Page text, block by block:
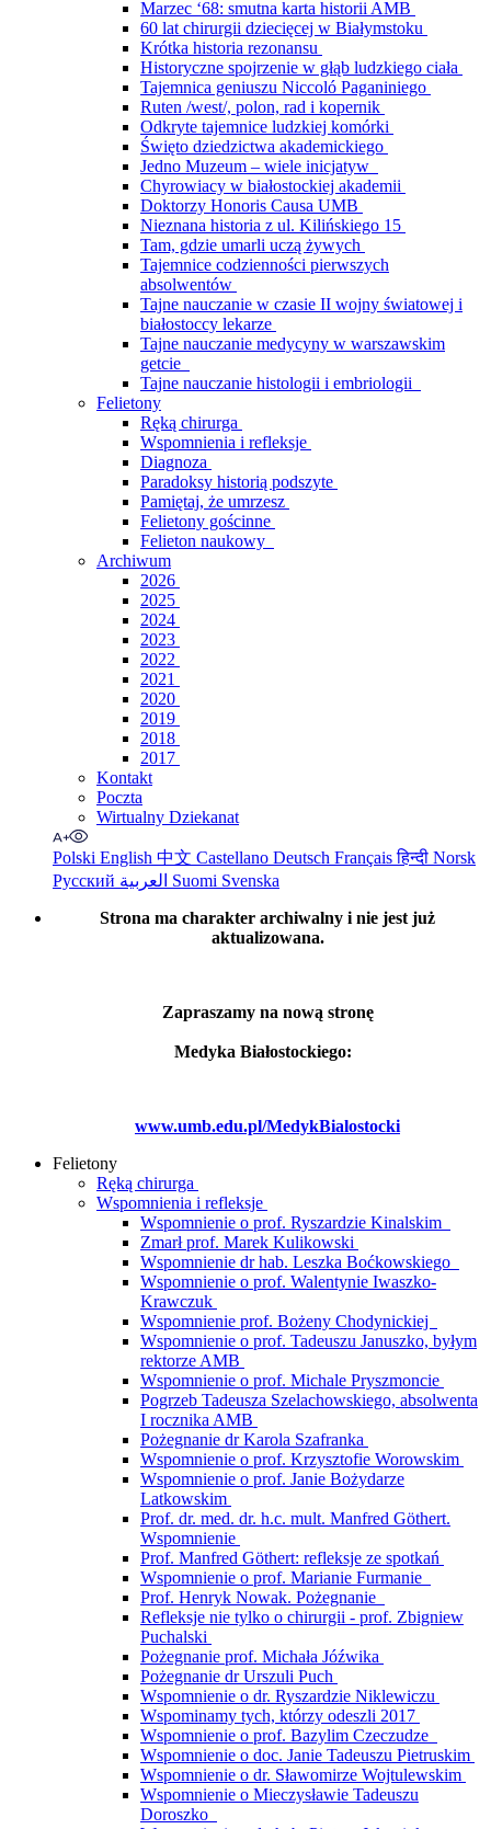
Marzec ‘68: smutna karta historii AMB
60 lat chirurgii dziecięcej w Białymstoku
Krótka historia rezonansu
Historyczne spojrzenie w głąb ludzkiego ciała
Tajemnica geniuszu Niccoló Paganiniego
Ruten /west/, polon, rad i kopernik
Odkryte tajemnice ludzkiej komórki
Święto dziedzictwa akademickiego
Jedno Muzeum – wiele inicjatyw
Chyrowiacy w białostockiej akademii
Doktorzy Honoris Causa UMB
Nieznana historia z ul. Kilińskiego 15
Tam, gdzie umarli uczą żywych
Tajemnice codzienności pierwszych
absolwentów
Tajne nauczanie w czasie II wojny światowej i
białostoccy lekarze
Tajne nauczanie medycyny w warszawskim
getcie
Tajne nauczanie histologii i embriologii
Felietony
Ręką chirurga
Wspomnienia i refleksje
Diagnoza
Paradoksy historią podszyte
Pamiętaj, że umrzesz
Felietony gościnne
Felieton naukowy
Archiwum
2026
2025
2024
2023
2022
2021
2020
2019
2018
2017
Kontakt
Poczta
Wirtualny Dziekanat
Polski English 中文 Castellano Deutsch Françaisहिन्दी Norsk
Русский
Suomi Svenska
Strona ma charakter archiwalny i nie jest już
aktualizowana.
Zapraszamy na nową stronę
Medyka Białostockiego:
www.umb.edu.pl/MedykBialostocki
Felietony
Ręką chirurga
Wspomnienia i refleksje
Wspomnienie o prof. Ryszardzie Kinalskim
Zmarł prof. Marek Kulikowski
Wspomnienie dr hab. Leszka Boćkowskiego
Wspomnienie o prof. Walentynie Iwaszko-
Krawczuk
Wspomnienie prof. Bożeny Chodynickiej
Wspomnienie o prof. Tadeuszu Januszko, byłym
rektorze AMB
Wspomnienie o prof. Michale Pryszmoncie
Pogrzeb Tadeusza Szelachowskiego, absolwenta
I rocznika AMB
Pożegnanie dr Karola Szafranka
Wspomnienie o prof. Krzysztofie Worowskim
Wspomnienie o prof. Janie Bożydarze
Latkowskim
Prof. dr. med. dr. h.c. mult. Manfred Göthert.
Wspomnienie
Prof. Manfred Göthert: refleksje ze spotkań
Wspomnienie o prof. Marianie Furmanie
Prof. Henryk Nowak. Pożegnanie
Refleksje nie tylko o chirurgii - prof. Zbigniew
Puchalski
Pożegnanie prof. Michała Jóźwika
Pożegnanie dr Urszuli Puch
Wspomnienie o dr. Ryszardzie Niklewiczu
Wspominamy tych, którzy odeszli 2017
Wspomnienie o prof. Bazylim Czeczudze
Wspomnienie o doc. Janie Tadeuszu Pietruskim
Wspomnienie o dr. Sławomirze Wojtulewskim
Wspomnienie o Mieczysławie Tadeuszu
Doroszko